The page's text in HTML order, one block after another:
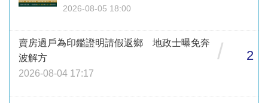
2026-08-05 18:00
賣房過戶為印鑑證明請假返鄉 地政士曝免奔
波解方
2026-08-04 17:17
/ 2